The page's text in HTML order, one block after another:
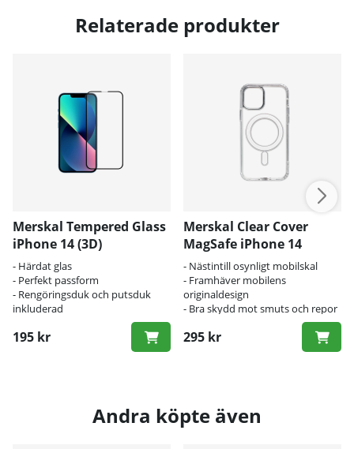
Relaterade produkter
Merskal Tempered Glass
iPhone 14 (3D)
- Härdat glas
- Perfekt passform
- Rengöringsduk och putsduk
inkluderad
195 kr
Merskal Clear Cover
MagSafe iPhone 14
- Nästintill osynligt mobilskal
- Framhäver mobilens
originaldesign
- Bra skydd mot smuts och repor
295 kr
Andra köpte även